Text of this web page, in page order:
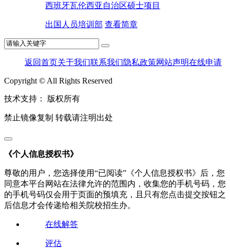
西班牙瓦伦西亚自治区硕士项目
出国人员培训部 查看简章
返回首页关于我们联系我们隐私政策网站声明在线申请
Copyright © All Rights Reserved
技术支持： 版权所有
禁止镜像复制 转载请注明出处
《个人信息授权书》
尊敬的用户，您选择使用“已阅读”《个人信息授权书》后，您
同意本平台网站在法律允许的范围内，收集您的手机号码，您
的手机号码仅会用于页面的预填充，且只有您点击提交按钮之
后信息才会传递给相关院校招生办。
在线解答
评估